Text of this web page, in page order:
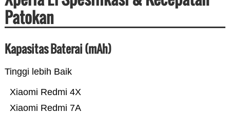
Patokan
Kapasitas Baterai (mAh)
Tinggi lebih Baik
Xiaomi Redmi 7A
Xiaomi Redmi 4X